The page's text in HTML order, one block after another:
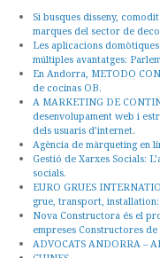
Si busques disseny,
marques del sector de
Les aplicacions
múltiples avantatges:
En Andorra, METODO
de cocinas OB.
A MARKETING DE
desenvolupament web i
dels usuaris d’internet.
Agència de màrqueting en
Gestió de Xarxes Socials:
socials.
EURO GRUES
grue, transport,
Nova Constructora és el
empreses Constructores
ADVOCATS ANDORRA –